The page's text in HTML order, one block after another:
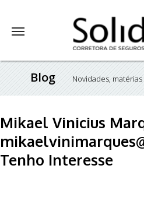
Blog Novidades,
Mikael Vinicius
Tenho Interesse